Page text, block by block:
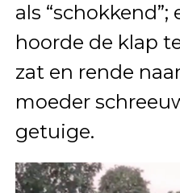
als
hoorde de klap
zat en rende
moeder
getuige.